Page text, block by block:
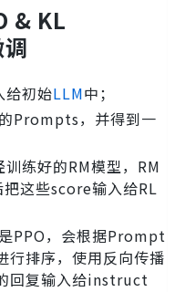
& KL
初始LLM中；
Prompts，并得到一
练好的RM模型，RM
这些score输入给RL
PPO，会根据Prompt
行排序，使用反向传播
回复输入给instruct